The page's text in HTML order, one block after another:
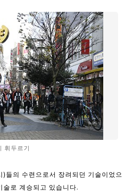
휘두르기
들의 수련으로서 장려되던 기술이었으
로 계승되고 있습니다.